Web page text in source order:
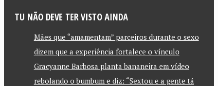
TU NÃO DEVE TER VISTO AINDA
Mães que “amamentam” parceiros durante o sexo
dizem que a experiência fortalece o vínculo
Gracyanne Barbosa planta bananeira em vídeo
rebolando o bumbum e diz: “Sextou e a gente tá